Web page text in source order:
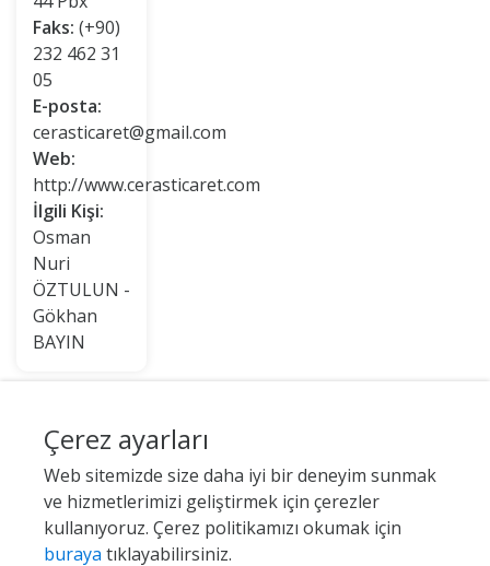
Faks: (+90)
232 462 31
05
E-posta:
cerasticaret@gmail.com
Web:
http://www.cerasticaret.com
İlgili Kişi:
Osman
Nuri
ÖZTULUN -
Gökhan
BAYIN
Çerez ayarları
Web sitemizde size daha iyi bir deneyim sunmak
ve hizmetlerimizi geliştirmek için çerezler
kullanıyoruz. Çerez politikamızı okumak için
buraya tıklayabilirsiniz.